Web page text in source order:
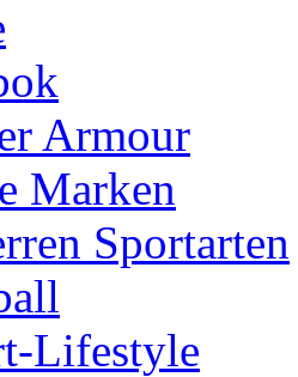
Armour
Marken
Sportarten
Lifestyle